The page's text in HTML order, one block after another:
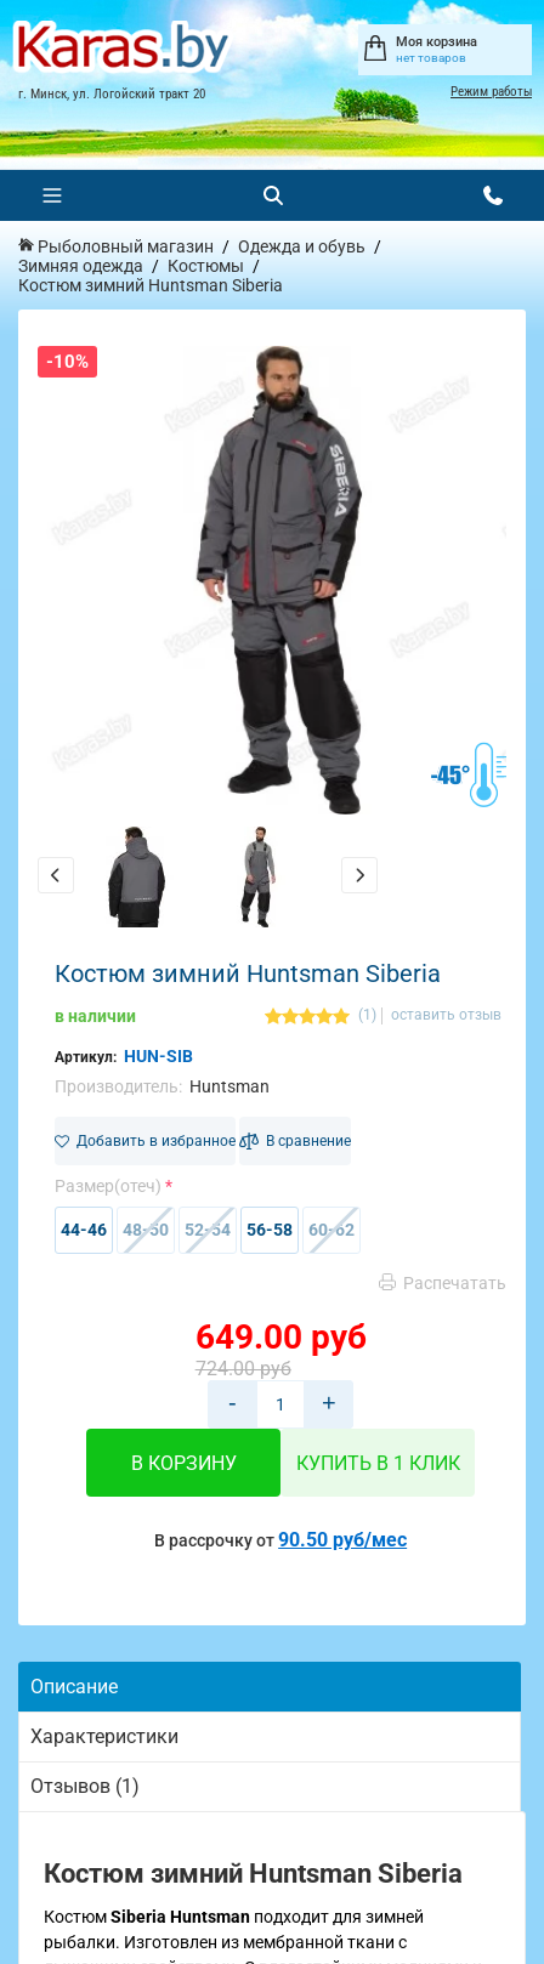
г. Минск, ул. Логойский тракт 20
Моя корзина
нет товаров
Режим работы
Рыболовный магазин
Одежда и обувь
Зимняя одежда
Костюмы
Костюм зимний Huntsman Siberia
-10%
Костюм зимний Huntsman Siberia
в наличии (1) оставить отзыв
Артикул: HUN-SIB
Производитель: Huntsman
Добавить в избранное В сравнение
Размер(отеч)
44-46 48-50 52-54 56-58 60-62
Распечатать
649.00 руб
724.00 руб
- +
В КОРЗИНУ КУПИТЬ В 1 КЛИК
В рассрочку от90.50 руб/мес
Описание
Характеристики
Отзывов (1)
Костюм зимний Huntsman Siberia
КостюмSiberia Huntsman подходит для зимней
рыбалки. Изготовлен из мембранной ткани с